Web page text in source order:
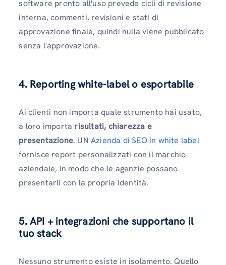
software pronto all'uso prevede cicli di revisione
interna, commenti, revisioni e stati di
approvazione finale, quindi nulla viene pubblicato
senza l'approvazione.
4. Reporting white-label o esportabile
Ai clienti non importa quale strumento hai usato,
a loro importa risultati, chiarezza e
presentazione. UN Azienda di SEO in white label
fornisce report personalizzati con il marchio
aziendale, in modo che le agenzie possano
presentarli con la propria identità.
5. API + integrazioni che supportano il
tuo stack
Nessuno strumento esiste in isolamento. Quello